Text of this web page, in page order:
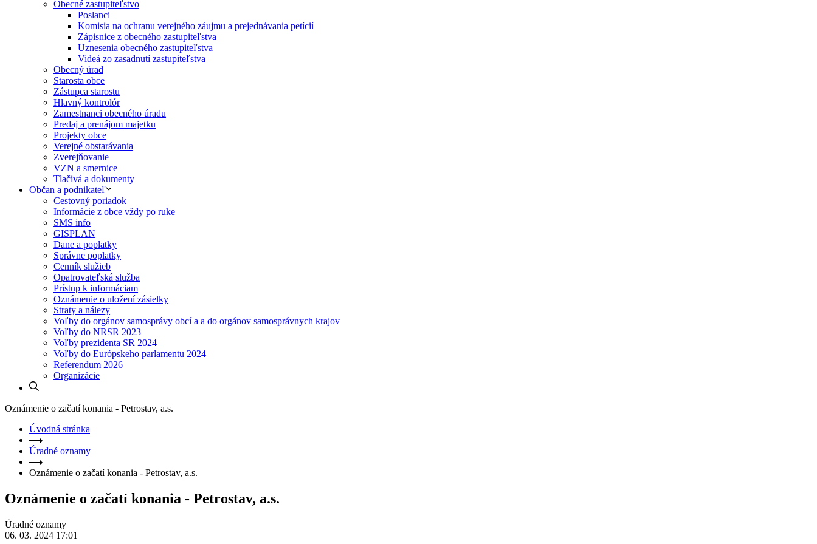
Obecné zastupiteľstvo
Poslanci
Komisia na ochranu verejného záujmu a prejednávania petícií
Zápisnice z obecného zastupiteľstva
Uznesenia obecného zastupiteľstva
Videá zo zasadnutí zastupiteľstva
Obecný úrad
Starosta obce
Zástupca starostu
Hlavný kontrolór
Zamestnanci obecného úradu
Predaj a prenájom majetku
Projekty obce
Verejné obstarávania
Zverejňovanie
VZN a smernice
Tlačivá a dokumenty
Občan a podnikateľ
Cestovný poriadok
Informácie z obce vždy po ruke
SMS info
GISPLAN
Dane a poplatky
Správne poplatky
Cenník služieb
Opatrovateľská služba
Prístup k informáciam
Oznámenie o uložení zásielky
Straty a nálezy
Voľby do orgánov samosprávy obcí a a do orgánov samosprávnych krajov
Voľby do NRSR 2023
Voľby prezidenta SR 2024
Voľby do Európskeho parlamentu 2024
Referendum 2026
Organizácie
Oznámenie o začatí konania - Petrostav, a.s.
Úvodná stránka
Úradné oznamy
Oznámenie o začatí konania - Petrostav, a.s.
Oznámenie o začatí konania - Petrostav, a.s.
Úradné oznamy
06. 03. 2024 17:01